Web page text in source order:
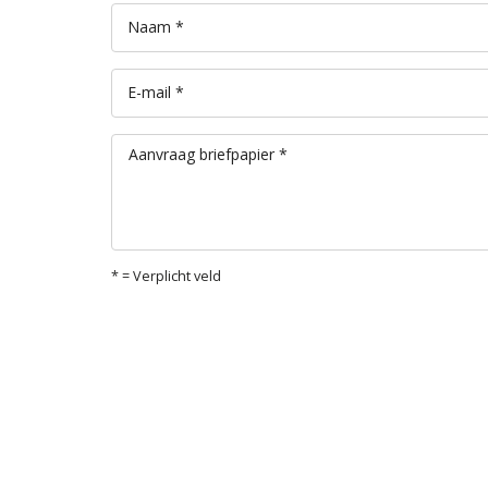
Naam *
E-mail *
Aanvraag briefpapier *
* = Verplicht veld